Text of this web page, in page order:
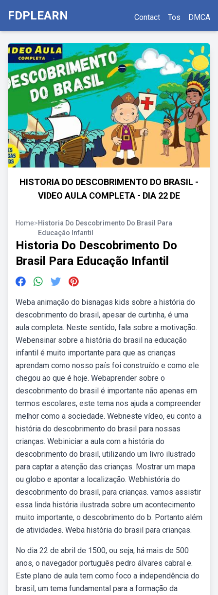
FDPLEARN Contact Tos DMCA
HISTORIA DO DESCOBRIMENTO DO BRASIL -
VIDEO AULA COMPLETA - DIA 22 DE
Home>Historia Do Descobrimento Do Brasil Para
Educação Infantil
Historia Do Descobrimento Do
Brasil Para Educação Infantil
Weba animação do bisnagas kids sobre a história do
descobrimento do brasil, apesar de curtinha, é uma
aula completa. Neste sentido, fala sobre a motivação.
Webensinar sobre a história do brasil na educação
infantil é muito importante para que as crianças
aprendam como nosso país foi construído e como ele
chegou ao que é hoje. Webaprender sobre o
descobrimento do brasil é importante não apenas em
termos escolares, este tema nos ajuda a compreender
melhor como a sociedade. Webneste vídeo, eu conto a
história do descobrimento do brasil para nossas
crianças. Webiniciar a aula com a história do
descobrimento do brasil, utilizando um livro ilustrado
para captar a atenção das crianças. Mostrar um mapa
ou globo e apontar a localização. Webhistória do
descobrimento do brasil, para crianças. vamos assistir
essa linda história ilustrada sobre um acontecimento
muito importante, o descobrimento do b. Portanto além
de atividades. Weba história do brasil para crianças.
No dia 22 de abril de 1500, ou seja, há mais de 500
anos, o navegador português pedro álvares cabral e.
Este plano de aula tem como foco a independência do
brasil, um tema fundamental para a formação da